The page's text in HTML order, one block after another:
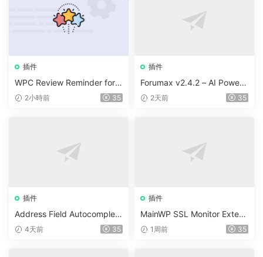
插件
WPC Review Reminder for
WooCommerce v1.0.4
2小時前 35
插件
Forumax v2.4.2 – AI Powere
d Advanced Community For
2天前 35
插件
Address Field Autocomplete
For WooCommerce v1.3.2
4天前 35
插件
MainWP SSL Monitor Extens
ion v5.2
1周前 35